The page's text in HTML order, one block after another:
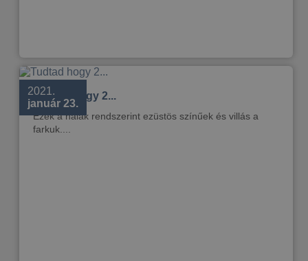
2021.
január 23.
Tudtad hogy 2...
Ezek a halak rendszerint ezüstös színűek és villás a
farkuk....